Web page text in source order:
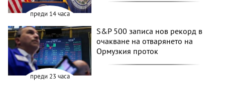
преди 14 часа
преди 23 часа
S&P 500 записа нов рекорд в
очакване на отварянето на
Ормузкия проток